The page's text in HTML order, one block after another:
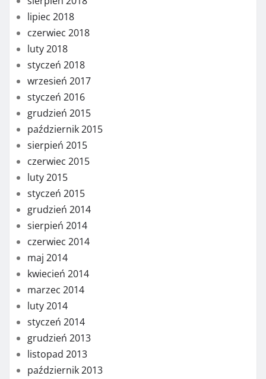
lipiec 2018
czerwiec 2018
luty 2018
styczeń 2018
wrzesień 2017
styczeń 2016
grudzień 2015
październik 2015
sierpień 2015
czerwiec 2015
luty 2015
styczeń 2015
grudzień 2014
sierpień 2014
czerwiec 2014
maj 2014
kwiecień 2014
marzec 2014
luty 2014
styczeń 2014
grudzień 2013
listopad 2013
październik 2013